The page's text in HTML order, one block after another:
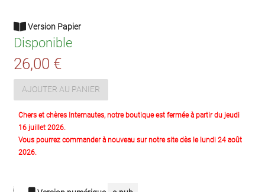
Version Papier
Disponible
26,00 €
AJOUTER AU PANIER
Chers et chères Internautes, notre boutique est fermée à partir du jeudi
16 juillet 2026.
Vous pourrez commander à nouveau sur notre site dès le lundi 24 août
2026.